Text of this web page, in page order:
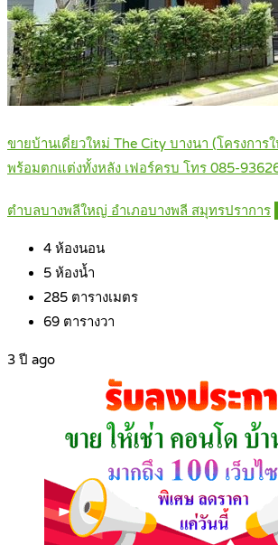
ขายบ้านเดี่ยวใหม่ The City บางนา (โครงการ
พร้อมตกแต่งทั้งหลัง เฟอร์ครบ โทร 085-
ตำบลบางพลีใหญ่ อำเภอบางพลี สมุทรปราการ
4 ห้องนอน
5 ห้องน้ำ
285 ตารางเมตร
69 ตารางวา
3 ปี ago